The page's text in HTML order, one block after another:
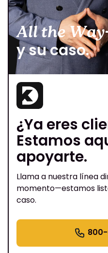
All the Way
y su caso.
¿Ya eres
Estamos
apoyarte.
Llama a nuestra línea
momento—estamos
caso.
800-